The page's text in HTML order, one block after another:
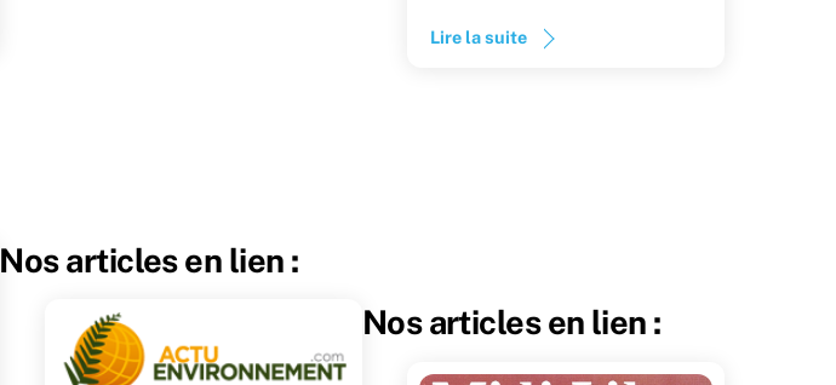
Lire la suite
Nos articles en lien :
Nos articles en lien :